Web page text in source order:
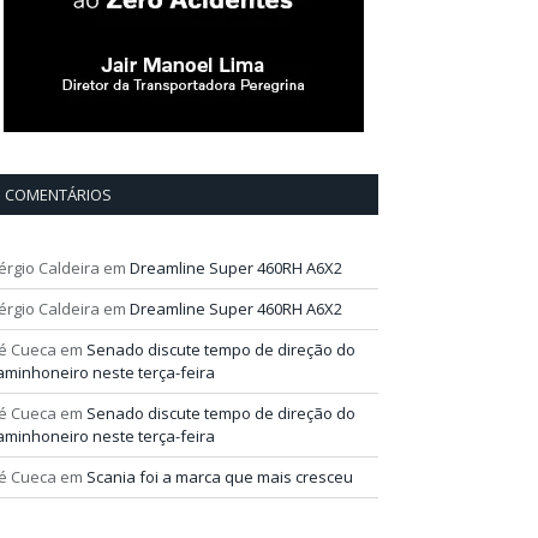
COMENTÁRIOS
Caldeira em Dreamline Super 460RH A6X2
Caldeira em Dreamline Super 460RH A6X2
Cueca em Senado discute tempo de direção do
neste terça-feira
Cueca em Senado discute tempo de direção do
neste terça-feira
Cueca em Scania foi a marca que mais cresceu